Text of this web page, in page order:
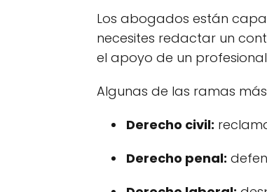
Los abogados están
necesites redactar un
el apoyo de un
Algunas de las ramas
Derecho civil:
Derecho penal: